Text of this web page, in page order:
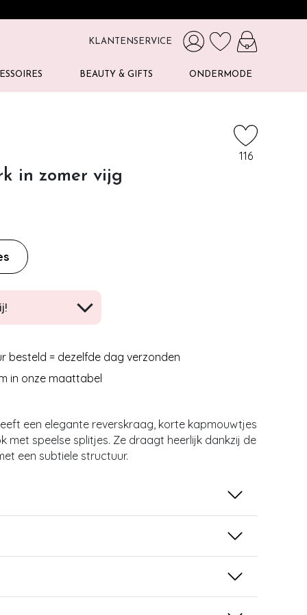
KLANTENSERVICE
BEAUTY & GIFTS ONDERMODE
in zomer vijg
116
besteld = dezelfde dag verzonden
in onze maattabel
een elegante reverskraag, korte kapmouwtjes
met speelse splitjes. Ze draagt heerlijk dankzij de
een subtiele structuur.